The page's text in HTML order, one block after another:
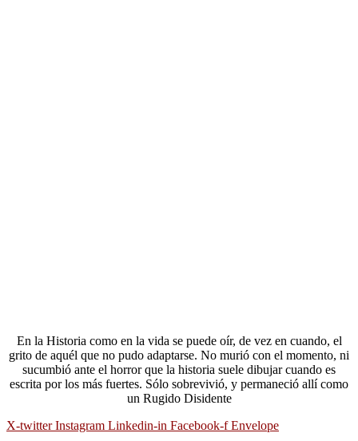
En la Historia como en la vida se puede oír, de vez en cuando, el
grito de aquél que no pudo adaptarse. No murió con el momento, ni
sucumbió ante el horror que la historia suele dibujar cuando es
escrita por los más fuertes. Sólo sobrevivió, y permaneció allí como
un Rugido Disidente
X-twitter Instagram Linkedin-in Facebook-f Envelope